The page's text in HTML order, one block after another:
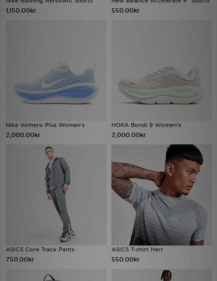
1,150.00kr 550.00kr
Nike Vomero Plus Women's
2,000.00kr
HOKA Bondi 9 Women's
2,000.00kr
ASICS Core Track Pants
750.00kr
ASICS T-shirt Herr
550.00kr
Mina meddelanden
Kundservice